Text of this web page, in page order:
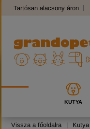
Tartósan alacsony áron
KUTYA
Vissza a főoldalra | Kutya